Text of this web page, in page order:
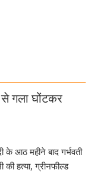
से गला घोंटकर
के आठ महीने बाद गर्भवती
की हत्या, ग्रीनफील्ड